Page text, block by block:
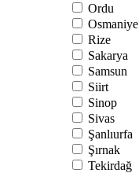
Ordu
Osmaniye
Rize
Sakarya
Samsun
Siirt
Sinop
Sivas
Şanlıurfa
Şırnak
Tekirdağ